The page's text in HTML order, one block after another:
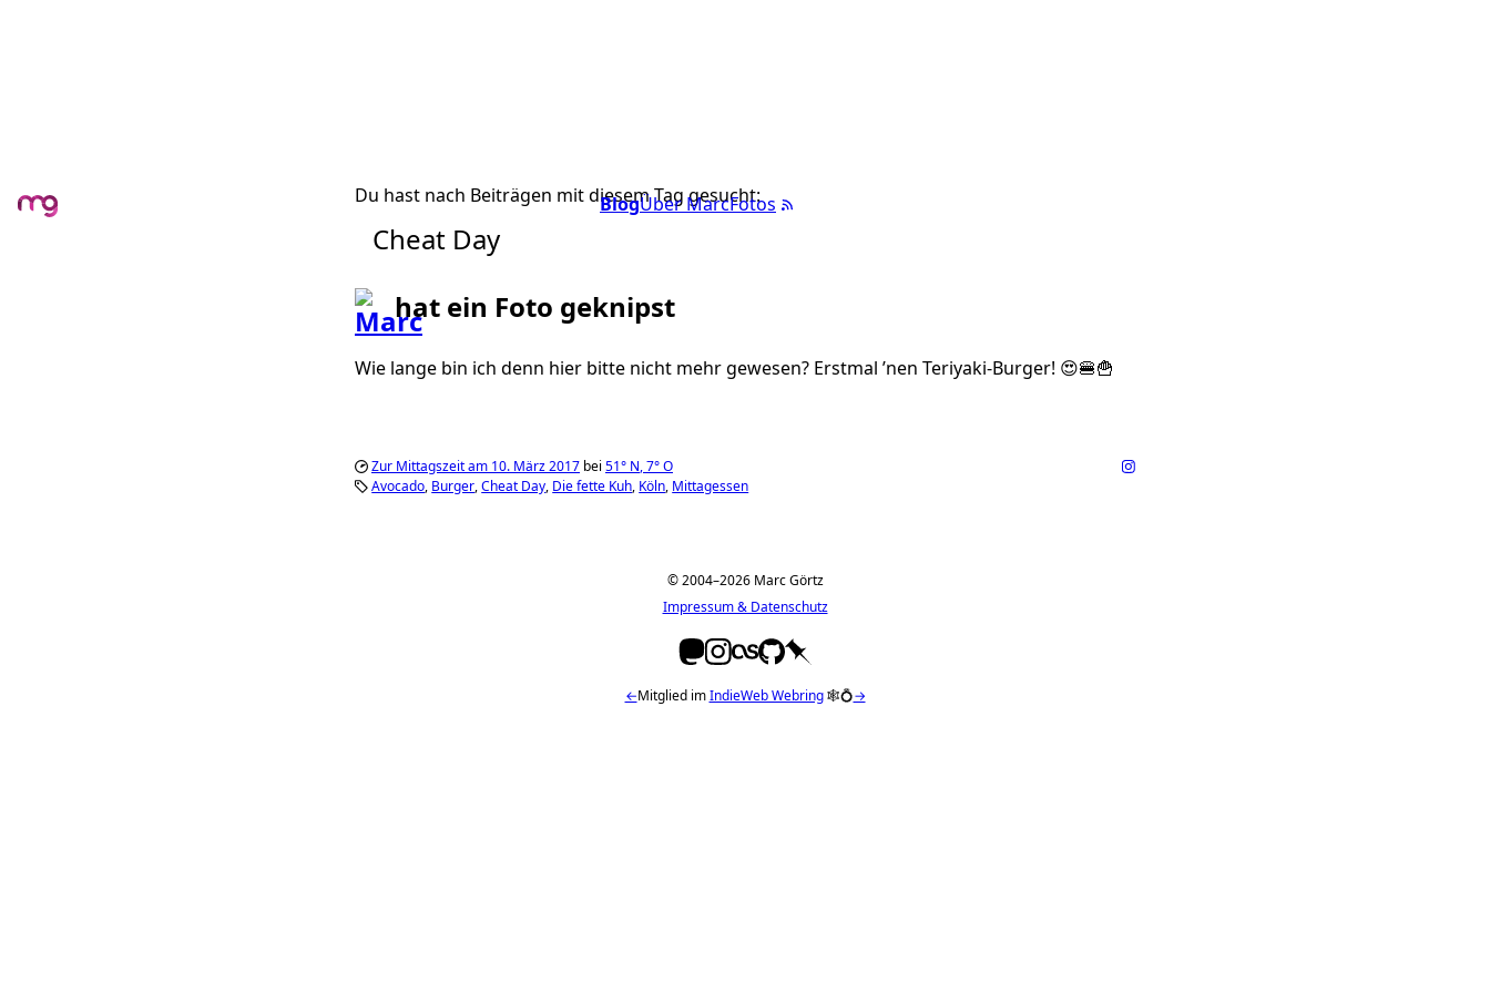
BlogÜber MarcFotos
Du hast nach Beiträgen mit diesem Tag gesucht:
Cheat Day
hat ein Foto geknipst
Wie lange bin ich denn hier bitte nicht mehr gewesen? Erstmal ’nen Teriyaki-Burger! 😍🍔🍟
Zur Mittagszeit am 10. März 2017 bei 51° N,7°O
Avocado Burger Cheat Day Die fette Kuh Köln Mittagessen
© 2004–2026 Marc Görtz
Impressum & Datenschutz
←Mitglied imIndieWeb Webring🕸💍→